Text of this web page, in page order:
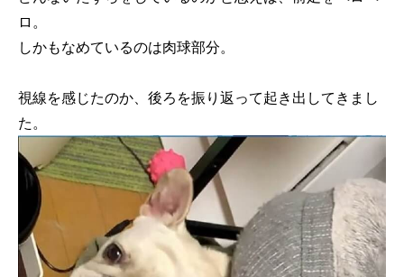
ロ。
しかもなめているのは肉球部分。
視線を感じたのか、後ろを振り返って起き出してきまし
た。